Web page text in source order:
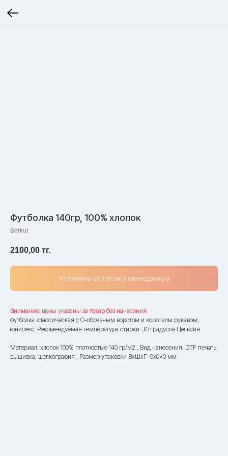
Футболка 140гр, 100% хлопок
Berkut
2100,00 тг.
Уточнить остаток у менеджера
Внимание: цены указаны за товар без нанесения.
Футболка классическая с О-образным воротом и коротким рукавом,
юнисекс. Рекомендуемая температура стирки-30 градусов Цельсия
Материал: хлопок 100% плотностью 140 гр/м2 , Вид нанесения: DTF печать,
вышивка, шелкография , Размер упаковки ВxШxГ: 0x0x0 мм